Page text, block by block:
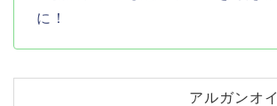
に！
アルガンオ